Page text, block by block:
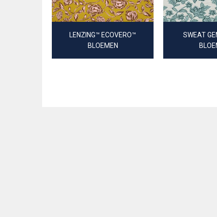
LENZING™ ECOVERO™
BLOEMEN
SWEAT